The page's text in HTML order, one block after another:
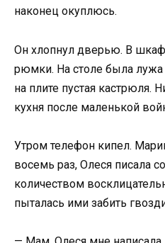
наконец окуплюсь.
Он хлопнул дверью. В
рюмки. На столе была лужа
на плите пустая кастрюля.
кухня после маленькой
Утром телефон кипел.
восемь раз, Олеся писала
количеством
пыталась ими забить